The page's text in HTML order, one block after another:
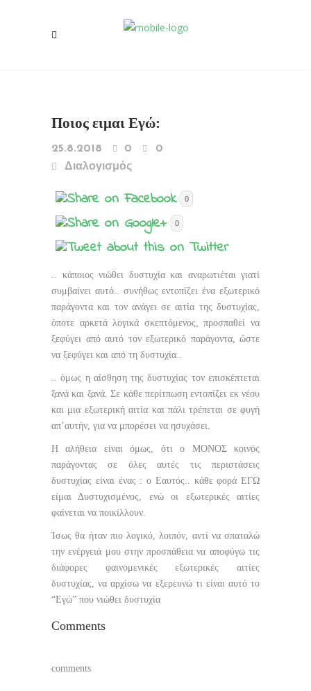
Ποιος ειμαι Εγώ:
25.8.2018 0
0
Διαλογισμός
0
0
.. κάποιος νιώθει δυστυχία και αναρωτιέται γιατί
συμβαίνει αυτό.. συνήθως εντοπίζει ένα εξωτερικό
παράγοντα και τον ανάγει σε αιτία της δυστυχίας,
όποτε αρκετά λογικά σκεπτόμενος, προσπαθεί να
ξεφύγει από αυτό τον εξωτερικό παράγοντα, ώστε
να ξεφύγει και από τη δυστυχία..
.. όμως η αίσθηση της δυστυχίας τον επισκέπτεται
ξανά και ξανά. Σε κάθε περίτπωση εντοπίζει εκ νέου
και μια εξωτερική αιτία και πάλι τρέπεται σε φυγή
απ’αυτήν, για να μπορέσει να ησυχάσει.
Η αλήθεια είναι όμως, ότι ο ΜΟΝΟΣ κοινός
παράγοντας σε όλες αυτές τις περιστάσεις
δυστυχίας είναι ένας : o Εαυτός.. κάθε φορά ΕΓΩ
είμαι Δυστυχισμένος, ενώ οι εξωτερικές αιτίες
φαίνεται να ποικίλλουν.
Ίσως θα ήταν πιο λογικό, λοιπόν, αντί να σπαταλώ
την ενέργειά μου στην προσπάθεια να αποφύγω τις
διάφορες φαινομενικές εξωτερικές αιτίες
δυστυχίας, να αρχίσω να εξερευνώ τι είναι αυτό το
“Εγώ” που νιώθει δυστυχία
Comments
comments